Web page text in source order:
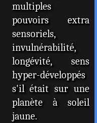
multiples
pouvoirs extra
sensoriels,
invulnérabilité,
longévité, sens
hyper-développés
s'il était sur une
planète à soleil
jaune.